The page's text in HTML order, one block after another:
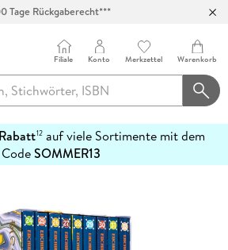
Tage Rückgaberecht***
Filiale Konto Merkzettel Warenkorb
12auf viele Sortimente mit dem
CodeSOMMER13